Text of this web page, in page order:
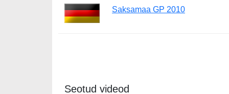
Saksamaa GP 2010
Seotud videod